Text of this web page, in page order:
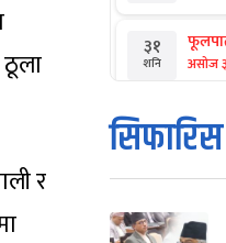
र
३१
शनि असोज
१
आइत कार्तिक
मंगल
सिफारिस